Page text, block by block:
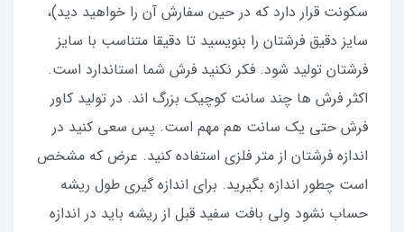
سکونت قرار دارد که در حین سفارش آن را خواهید دید)،
سایز دقیق فرشتان را بنویسید تا دقیقا متناسب با سایز
فرشتان تولید شود. فکر نکنید فرش شما استاندارد است.
اکثر فرش ها چند سانت کوچیک بزرگ اند. در تولید کاور
فرش حتی یک سانت هم مهم است. پس سعی کنید در
اندازه فرشتان از متر فلزی استفاده کنید‌. عرض که مشخص
است چطور اندازه بگیرید. برای اندازه گیری طول ریشه
حساب نشود ولی بافت سفید قبل از ریشه باید در اندازه